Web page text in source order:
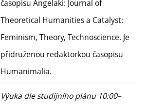
časopisu Angelaki: Journal of
Theoretical Humanities a Catalyst:
Feminism, Theory, Technoscience. Je
přidruženou redaktorkou časopisu
Humanimalia.
Výuka dle studijního plánu 10:00–